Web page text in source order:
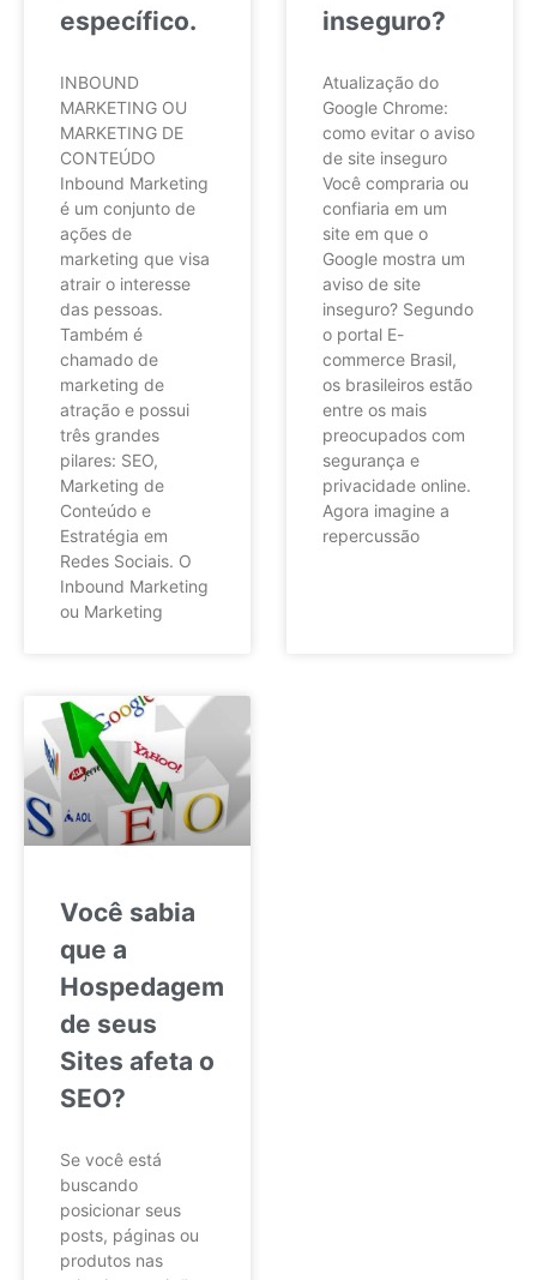
específico.
INBOUND
MARKETING OU
MARKETING DE
CONTEÚDO
Inbound Marketing
é um conjunto de
ações de
marketing que visa
atrair o interesse
das pessoas.
Também é
chamado de
marketing de
atração e possui
três grandes
pilares: SEO,
Marketing de
Conteúdo e
Estratégia em
Redes Sociais. O
Inbound Marketing
ou Marketing
inseguro?
Atualização do
Google Chrome:
como evitar o aviso
de site inseguro
Você compraria ou
confiaria em um
site em que o
Google mostra um
aviso de site
inseguro? Segundo
o portal E-
commerce Brasil,
os brasileiros estão
entre os mais
preocupados com
segurança e
privacidade online.
Agora imagine a
repercussão
Você sabia
que a
Hospedagem
de seus
Sites afeta o
SEO?
Se você está
buscando
posicionar seus
posts, páginas ou
produtos nas